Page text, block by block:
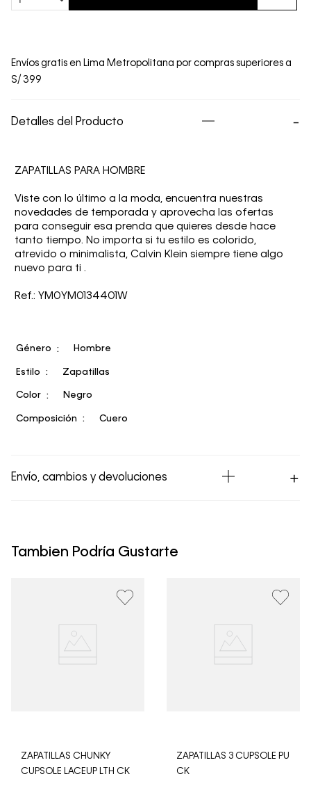
Envíos gratis en Lima Metropolitana por compras superiores a
S/ 399
Detalles del Producto
ZAPATILLAS PARA HOMBRE
Viste con lo último a la moda, encuentra nuestras
novedades de temporada y aprovecha las ofertas
para conseguir esa prenda que quieres desde hace
tanto tiempo. No importa si tu estilo es colorido,
atrevido o minimalista, Calvin Klein siempre tiene algo
nuevo para ti .
Ref.: YM0YM0134401W
Género Hombre
Estilo Zapatillas
Color Negro
Composición Cuero
Envío, cambios y devoluciones
hábiles para envíos a provincia. Envíos gratis en Lima
procesará desde el día hábil siguiente. Por higiene y
aceptamos devoluciones en ropa interior y trajes de
Tambien Podría Gustarte
ZAPATILLAS CHUNKY
CUPSOLE LACEUP LTH CK
ZAPATILLAS 3 CUPSOLE PU
CK